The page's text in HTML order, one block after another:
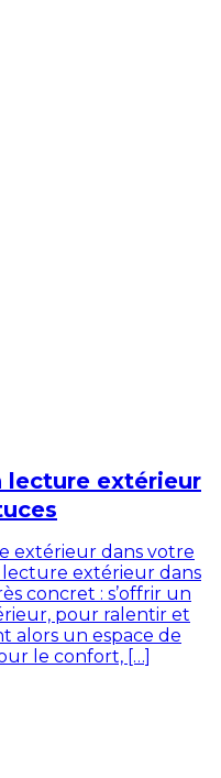
lecture extérieur
extérieur dans votre
lecture extérieur dans
concret : s’offrir un
pour ralentir et
alors un espace de
le confort, […]